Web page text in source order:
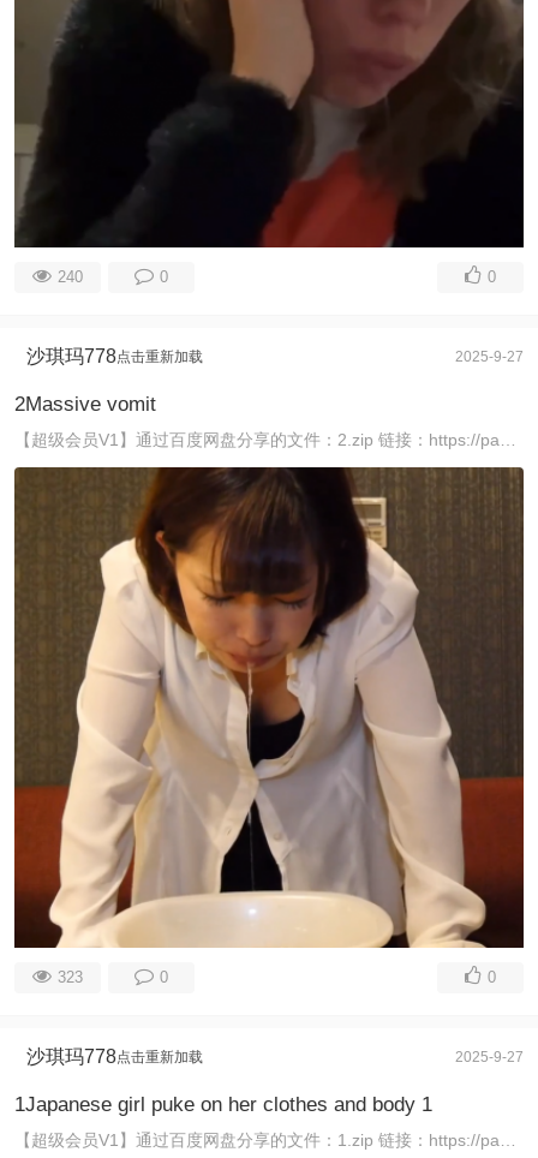
240 0 0
沙琪玛778点击重新加载 2025-9-27
2Massive vomit
【超级会员V1】通过百度网盘分享的文件：2.zip 链接：https://pan.baidu.com/s/1FQFOXbzCXf_eaS-yOwIYVg 提取码 ...
323 0 0
沙琪玛778点击重新加载 2025-9-27
1Japanese girl puke on her clothes and body 1
【超级会员V1】通过百度网盘分享的文件：1.zip 链接：https://pan.baidu.com/s/1SLE0TlRGQqQrBHMUcMLJdQ 提取码 ...